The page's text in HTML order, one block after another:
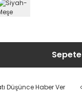
Düşünce Haber Ver